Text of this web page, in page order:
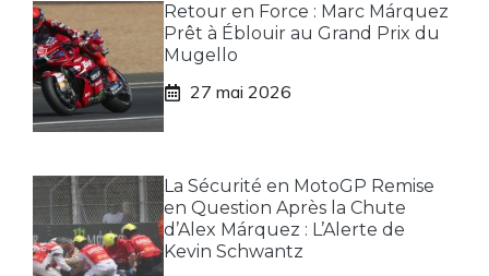
Retour en Force : Marc Márquez
Prêt à Éblouir au Grand Prix du
Mugello
27 mai 2026
La Sécurité en MotoGP Remise
en Question Après la Chute
d’Alex Márquez : L’Alerte de
Kevin Schwantz